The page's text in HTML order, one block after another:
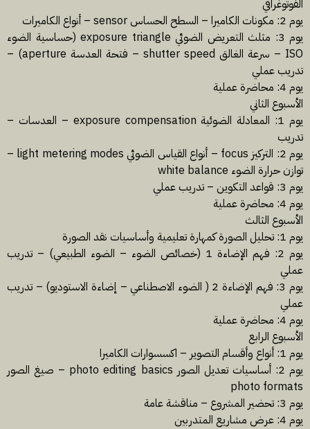
الفوتوغرافي
يوم 2: مكونات الكاميرا – السطح الحساس sensor – أنواع الكاميرات
يوم 3: مثلث التعريض الضوئي exposure triangle (حساسية الضوء
ISO – سرعة الغالق shutter speed – فتحة العدسة aperture) –
تدريب عملي
يوم 4: محاضرة عملية
الأسبوع الثاني
يوم 1: المعادلة الضوئية exposure compensation – العدسات –
تدريب
يوم 2: التركيز focus – أنواع القياس الضوئي light metering modes –
توازن حرارة الضوء white balance
يوم 3: قواعد التكوين – تدريب عملي
يوم 4: محاضرة عملية
الأسبوع الثالث
يوم 1: تحليل الصورة كمهارة تعليمية وأساسيات نقد الصورة
يوم 2: فهم الإضاءة 1 (خصائص الضوء – الضوء الطبيعي) – تدريب
عملي
يوم 3: فهم الإضاءة 2 ( الضوء الاصطناعي – إضاءة الاستوديو) – تدريب
عملي
يوم 4: محاضرة عملية
الأسبوع الرابع
يوم 1: أنواع وأقسام التصوير – اكسسوارات الكاميرا
يوم 2: أساسيات تعديل الصور photo editing basics – صيغ الصور
photo formats
يوم 3: تحضير المشروع – مناقشة عامة
يوم 4: عرض مشاريع المتدربين